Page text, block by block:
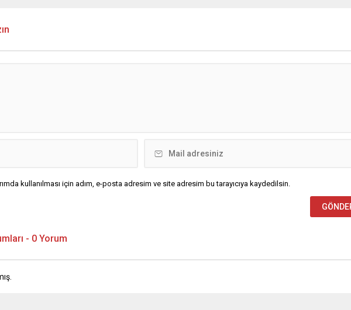
kullanılması için adım, e-posta adresim ve site adresim bu tarayıcıya kaydedilsin.
- 0 Yorum